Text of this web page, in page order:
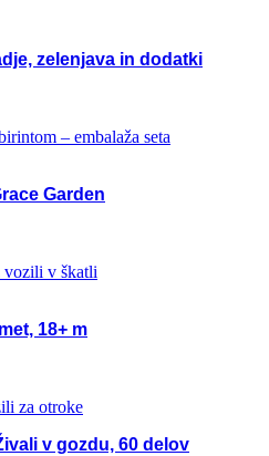
zelenjava in dodatki
Garden
18+ m
v gozdu, 60 delov